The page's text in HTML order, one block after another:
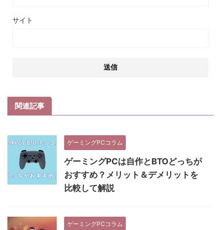
サイト
関連記事
ゲーミングPCコラム
ゲーミングPCは自作とBTOどっちが
おすすめ？メリット＆デメリットを
比較して解説
ゲーミングPCコラム